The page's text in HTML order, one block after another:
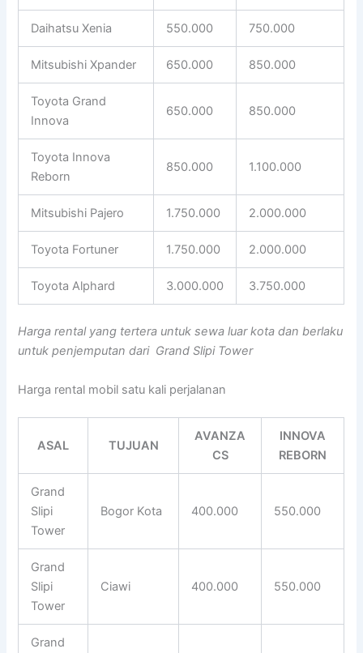
Daihatsu Xenia 550.000 750.000
Mitsubishi Xpander 650.000 850.000
Toyota Grand
Innova
650.000 850.000
Toyota Innova
Reborn
850.000 1.100.000
Mitsubishi Pajero 1.750.000 2.000.000
Toyota Fortuner 1.750.000 2.000.000
Toyota Alphard 3.000.000 3.750.000
Harga rental yang tertera untuk sewa luar kota dan berlaku
untuk penjemputan dari Grand Slipi Tower
Harga rental mobil satu kali perjalanan
ASAL TUJUAN
AVANZA
CS
INNOVA
REBORN
Grand
Slipi
Tower
Bogor Kota 400.000 550.000
Grand
Slipi
Tower
Ciawi 400.000 550.000
Grand